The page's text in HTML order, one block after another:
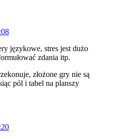
językowe, stres jest dużo
zdania itp.
złożone gry nie są
pól i tabel na planszy